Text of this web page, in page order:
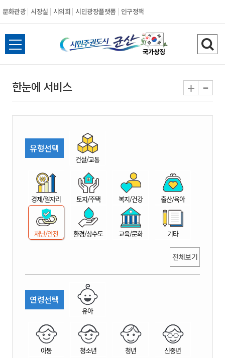
문화관광 시장실 시의회 시민광장플랫폼 인구정책
시
민
권
시
산
전
체
뉴
열
검
색
기
한눈에 서비스 + -
유형선택
건설/교통
경제/일자리 토지/주택 복지/건강 출산/육아
재난/안전 환경/상수도 교육/문화 기타
전체보기
연령선택
유아
아동 청소년 청년 신중년